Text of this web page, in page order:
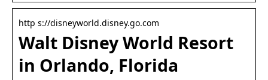
http s://disneyworld.disney.go.com
Walt Disney World Resort
in Orlando, Florida